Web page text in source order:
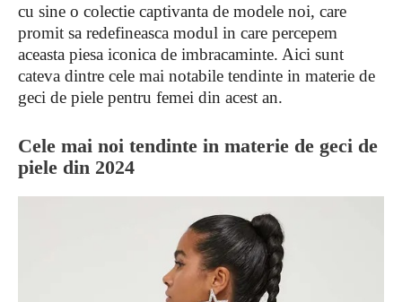
cu sine o colectie captivanta de modele noi, care
promit sa redefineasca modul in care percepem
aceasta piesa iconica de imbracaminte. Aici sunt
cateva dintre cele mai notabile tendinte in materie de
geci de piele pentru femei din acest an.
Cele mai noi tendinte in materie de geci de
piele din 2024